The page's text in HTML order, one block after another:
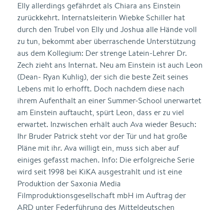
Elly allerdings gefährdet als Chiara ans Einstein
zurückkehrt. Internatsleiterin Wiebke Schiller hat
durch den Trubel von Elly und Joshua alle Hände voll
zu tun, bekommt aber überraschende Unterstützung
aus dem Kollegium: Der strenge Latein-Lehrer Dr.
Zech zieht ans Internat. Neu am Einstein ist auch Leon
(Dean- Ryan Kuhlig), der sich die beste Zeit seines
Lebens mit Io erhofft. Doch nachdem diese nach
ihrem Aufenthalt an einer Summer-School unerwartet
am Einstein auftaucht, spürt Leon, dass er zu viel
erwartet. Inzwischen erhält auch Ava wieder Besuch:
Ihr Bruder Patrick steht vor der Tür und hat große
Pläne mit ihr. Ava willigt ein, muss sich aber auf
einiges gefasst machen. Info: Die erfolgreiche Serie
wird seit 1998 bei KiKA ausgestrahlt und ist eine
Produktion der Saxonia Media
Filmproduktionsgesellschaft mbH im Auftrag der
ARD unter Federführung des Mitteldeutschen